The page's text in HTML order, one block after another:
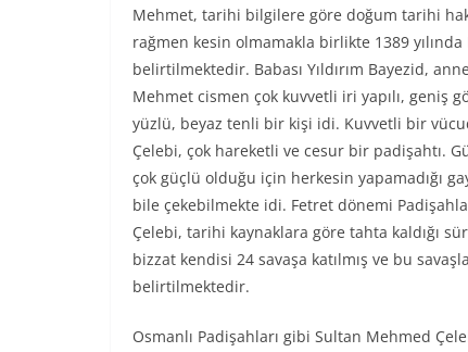
Mehmet, tarihi bilgilere göre doğum tarihi
rağmen kesin olmamakla birlikte 1389
belirtilmektedir. Babası Yıldırım Bayezid,
Mehmet cismen çok kuvvetli iri yapılı, geniş
yüzlü, beyaz tenli bir kişi idi. Kuvvetli bir
Çelebi, çok hareketli ve cesur bir padişahtı.
çok güçlü olduğu için herkesin yapamadığı
bile çekebilmekte idi. Fetret dönemi
Çelebi, tarihi kaynaklara göre tahta kaldığı
bizzat kendisi 24 savaşa katılmış ve bu
belirtilmektedir.
Osmanlı Padişahları gibi Sultan Mehmed